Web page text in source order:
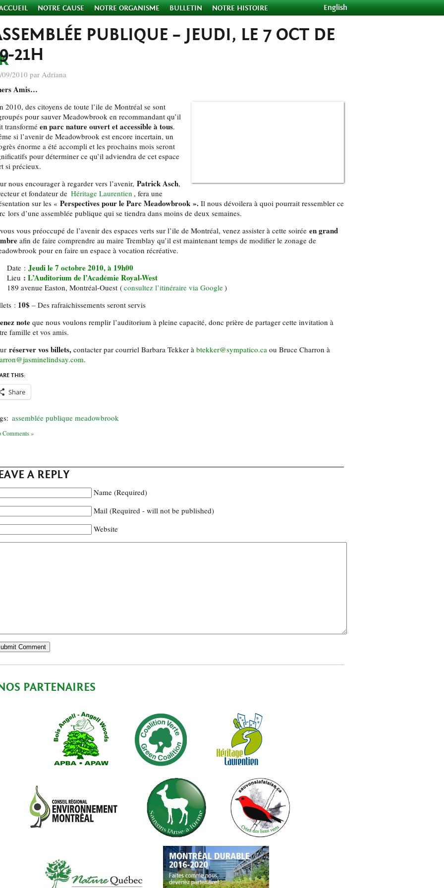
English
NOTRE CAUSE NOTRE ORGANISME BULLETIN NOTRE HISTOIRE
PUBLIQUE – JEUDI, LE 7 OCT DE
21H
09/2010 par Adriana
Amis…
2010, des citoyens de toute l’ile de Montréal se sont
pour sauver Meadowbrook en recommandant qu’il
transformé en parc nature ouvert et accessible à tous.
si l’avenir de Meadowbrook est encore incertain, un
énorme a été accompli et les prochains mois seront
pour déterminer ce qu’il adviendra de cet espace
si précieux.
nous encourager à regarder vers l’avenir, Patrick Asch,
et fondateur de Héritage Laurentien , fera une
sur les « Perspectives pour le Parc Meadowbrook ». Il nous dévoilera à quoi pourrait ressembler ce
lors d’une assemblée publique qui se tiendra dans moins de deux semaines.
vous préoccupé de l’avenir des espaces verts sur l’ile de Montréal, venez assister à cette soirée en grand
afin de faire comprendre au maire Tremblay qu’il est maintenant temps de modifier le zonage de
pour en faire un espace à vocation récréative.
Date : Jeudi le 7 octobre 2010, à 19h00
Lieu : L’Auditorium de l’Académie Royal-West
189 avenue Easton, Montréal-Ouest (consultez l’itinéraire via Google)
: 10$ – Des rafraichissements seront servis
note que nous voulons remplir l’auditorium à pleine capacité, donc prière de partager cette invitation à
famille et vos amis.
réserver vos billets, contacter par courriel Barbara Tekker à btekker@sympatico.ca ou Bruce Charron à
.
THIS:
Share
assemblée publique meadowbrook
Comments »
A REPLY
Name (Required)
Mail (Required - will not be published)
Website
PARTENAIRES